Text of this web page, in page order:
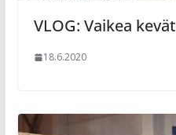
VLOG: Vaikea kevät
18.6.2020